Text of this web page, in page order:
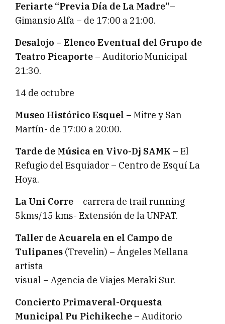
Feriarte “Previa Día de La Madre”–
Gimansio Alfa – de 17:00 a 21:00.
Desalojo – Elenco Eventual del Grupo de
Teatro Picaporte – Auditorio Municipal
21:30.
14 de octubre
Museo Histórico Esquel – Mitre y San
Martín- de 17:00 a 20:00.
Tarde de Música en Vivo-Dj SAMK – El
Refugio del Esquiador – Centro de Esquí La
Hoya.
La Uni Corre – carrera de trail running
5kms/15 kms- Extensión de la UNPAT.
Taller de Acuarela en el Campo de
Tulipanes (Trevelin) – Ángeles Mellana
artista
visual – Agencia de Viajes Meraki Sur.
Concierto Primaveral-Orquesta
Municipal Pu Pichikeche – Auditorio